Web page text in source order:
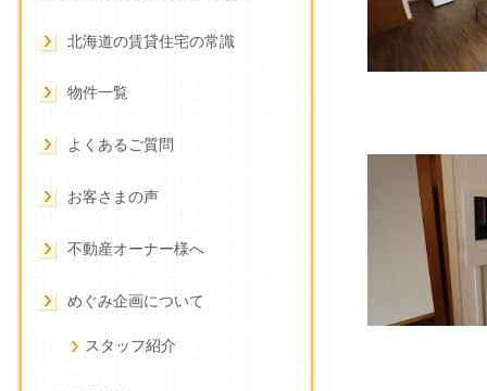
北海道の賃貸住宅の常識
物件一覧
よくあるご質問
お客さまの声
不動産オーナー様へ
めぐみ企画について
スタッフ紹介